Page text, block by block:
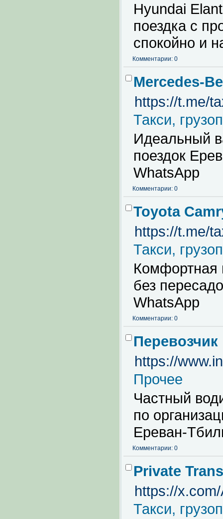
Hyundai
поездка с
спокойно и
Комментарии: 0
Mercedes-
https://t.me/
Такси,
Идеальный
поездок
WhatsApp
Комментарии: 0
Toyota
https://t.me/
Такси,
Комфортная
без
WhatsApp
Комментарии: 0
https://
Прочее
Частный
по
Ереван-
Комментарии: 0
Private
https://
Такси,